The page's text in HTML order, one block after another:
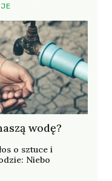
wodę?
o sztuce i
Niebo